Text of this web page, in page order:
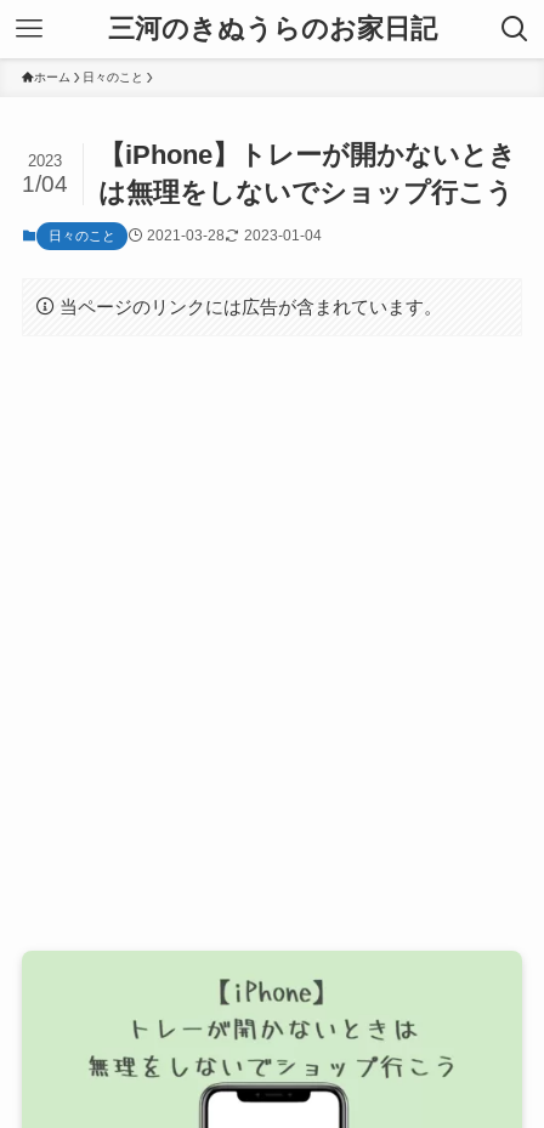
三河のきぬうらのお家日記
ホーム 日々のこと
【iPhone】トレーが開かないとき
は無理をしないでショップ行こう
2023
1/04
日々のこと 2021-03-28 2023-01-04
当ページのリンクには広告が含まれています。